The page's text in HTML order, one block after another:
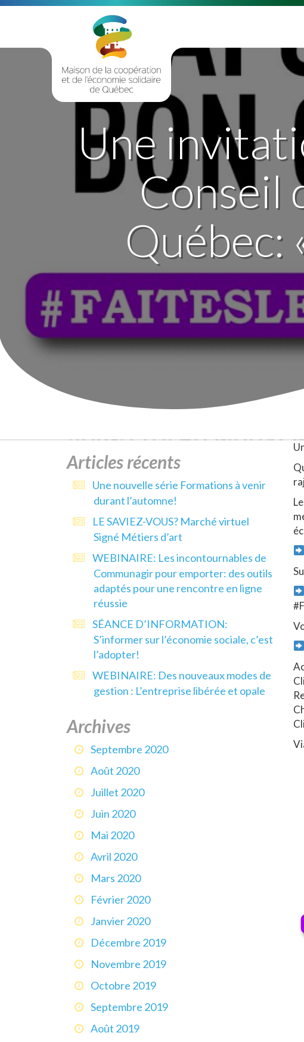
Une
Conseil
Québec:
Articles récents
Une nouvelle série Formations à venir
durant l’automne!
LE SAVIEZ-VOUS? Marché virtuel
Signé Métiers d’art
WEBINAIRE: Les incontournables de
Communagir pour emporter: des outils
adaptés pour une rencontre en ligne
réussie
SÉANCE D’INFORMATION:
S’informer sur l’économie sociale, c’est
l’adopter!
WEBINAIRE: Des nouveaux modes de
gestion : L’entreprise libérée et opale
Archives
Septembre 2020
Août 2020
Juillet 2020
Juin 2020
Mai 2020
Avril 2020
Mars 2020
Février 2020
Janvier 2020
Décembre 2019
Novembre 2019
Octobre 2019
Septembre 2019
Août 2019